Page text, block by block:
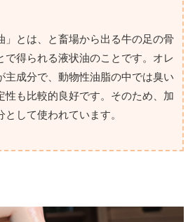
」とは、と畜場から出る牛の足の骨
で得られる液状油のことです。オレ
主成分で、動物性油脂の中では臭い
性も比較的良好です。そのため、加
して使われています。